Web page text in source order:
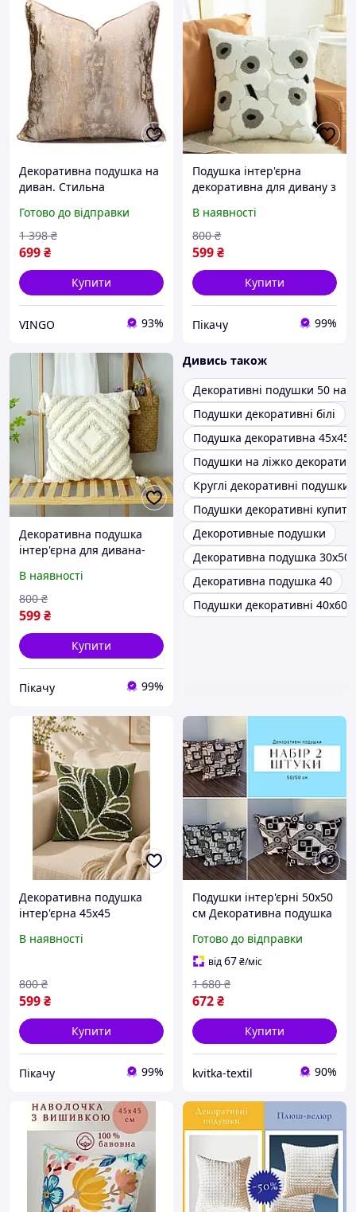
Декоративна подушка на
диван. Стильна
Сучасна дизайнерська
подушка 45*45, стиль 9
Готово до відправки
699₴
1 398 ₴
Купити
VINGO 93%
Подушка інтер'єрна
декоративна для дивану з
см (60077/52)
В наявності
599₴
800 ₴
Купити
Пікачу 99%
Декоративна подушка
інтер'єрна для дивана-
Кремова (60054/52)
В наявності
599₴
800 ₴
Купити
Пікачу 99%
Дивись також
Декоративні подушки 50 на
Подушки декоративні білі
Подушка декоративна 45х45
Подушки на ліжко
Круглі декоративні подушки
Подушки декоративні купити
Декоротивные подушки
Декоративна подушка 30х50
Декоративна подушка 40
Подушки декоративні 40x60
Декоративна подушка
інтер'єрна 45x45
бахромою для дивана та
зелений (P60161/52)
В наявності
599₴
800 ₴
Купити
Пікачу 99%
Подушки інтер'єрні 50х50
см Декоративна подушка
для декору
протиалергенні
Готово до відправки
від67₴/міс
672₴
1 680 ₴
Купити
kvitka-textil 90%